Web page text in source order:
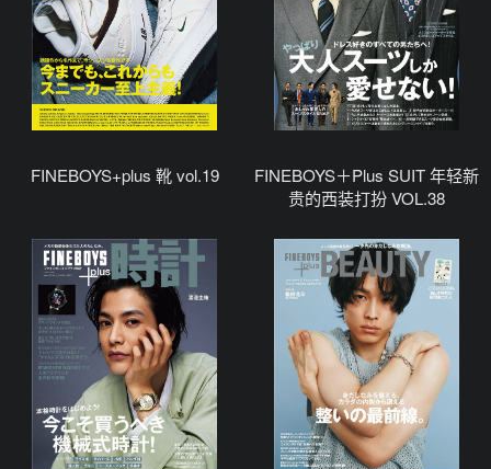
FINEBOYS+plus 靴 vol.19
FINEBOYS＋Plus SUIT 年轻新
贵的西装打扮 VOL.38